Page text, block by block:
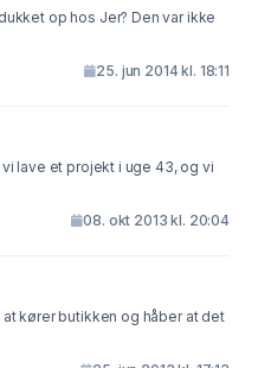
op hos Jer? Den var ikke
25. jun 2014 kl. 18:11
08. okt 2013 kl. 20:04
kører butikken og håber at det